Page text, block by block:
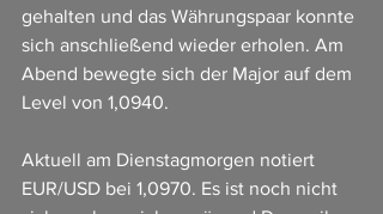
gehalten und das Währungspaar konnte
sich anschließend wieder erholen. Am
Abend bewegte sich der Major auf dem
Level von 1,0940.
Aktuell am Dienstagmorgen notiert
EUR/USD bei 1,0970. Es ist noch nicht